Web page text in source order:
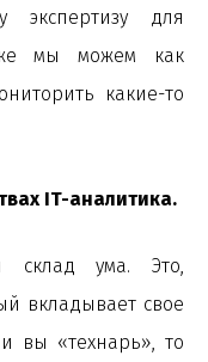
экспертизу для
мы можем как
какие-то
IT-аналитика.
склад ума. Это,
вкладывает свое
вы «технарь», то